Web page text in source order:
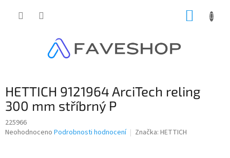
HETTICH 9121964 ArciTech reling
300 mm stříbrný P
225966
Průměrné
Neohodnoceno Podrobnosti hodnocení Značka: HETTICH